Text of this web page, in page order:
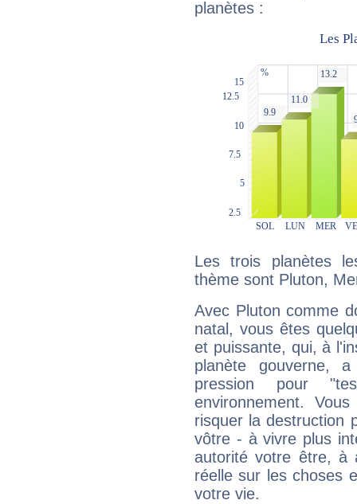
planètes :
Les trois planètes
thème sont Pluton,
Avec Pluton comme
natal, vous êtes
et puissante, qui, à
planète gouverne,
pression pour
environnement.
risquer la destruction
vôtre - à vivre plus
autorité votre être, à
réelle sur les choses
votre vie.